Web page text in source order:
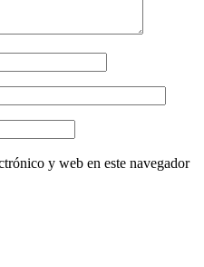
y web en este navegador